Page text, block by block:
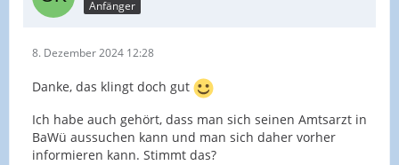
Anfänger
8. Dezember 2024 12:28
Danke, das klingt doch gut
Ich habe auch gehört, dass man sich seinen Amtsarzt in
BaWü aussuchen kann und man sich daher vorher
informieren kann. Stimmt das?